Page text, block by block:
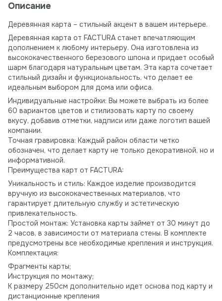
Описание
Деревянная карта – стильный акцент в вашем интерьере.
Деревянная карта от FACTURA станет впечатляющим
дополнением к любому интерьеру. Она изготовлена ​​из
высококачественного березового шпона и придает особый
шарм благодаря натуральным цветам. Эта карта сочетает
стильный дизайн и функциональность, что делает ее
идеальным выбором для дома или офиса.
Индивидуальные настройки: Вы можете выбрать из более
60 вариантов цветов и стилизовать карту по своему
вкусу, добавив отметки, надписи или даже логотип вашей
компании.
Точная гравировка: Каждый район области четко
обозначен, что делает карту не только декоративной, но и
информативной.
Преимущества карт от FACTURA:
Уникальность и стиль: Каждое изделие производится
вручную из высококачественных материалов, что
гарантирует длительную службу и эстетическую
привлекательность.
Простой монтаж: Установка карты займет от 30 минут до
2 часов, в зависимости от материала стены. В комплекте
предусмотрены все необходимые крепления и инструкция.
Комплектация:
Фрагменты карты;
Инструкция по монтажу;
К размеру 250см дополнительно идет основа под карту и
дистанционные крепления